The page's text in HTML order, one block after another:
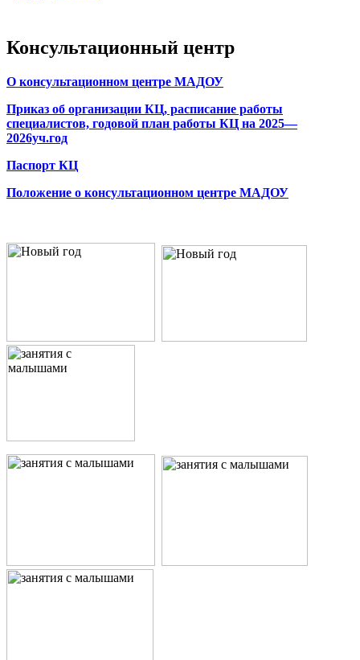
Консультационный центр
О консультационном центре МАДОУ
Приказ об организации КЦ, расписание работы
специалистов, годовой план работы КЦ на 2025—
2026уч.год
Паспорт КЦ
Положение о консультационном центре МАДОУ